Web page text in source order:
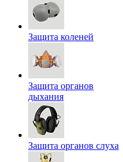
Защита коленей
Защита органов
дыхания
Защита органов слуха